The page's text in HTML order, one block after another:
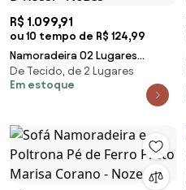
R$ 1.099,91
ou 10 tempo de R$ 124,99
Namoradeira 02 Lugares
Giovanas Corano Pés Palito de
Ferro D03 - D'Rossi - Nozes
De Tecido, de 2 Lugares
Em estoque